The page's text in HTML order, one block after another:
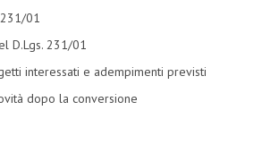
01
D.Lgs. 231/01
interessati e adempimenti previsti
dopo la conversione